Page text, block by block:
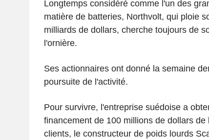
Longtemps considéré comme l'un des
matière de batteries, Northvolt, qui ploie
milliards de dollars, cherche toujours de
l'ornière.
Ses actionnaires ont donné la semaine
poursuite de l'activité.
Pour survivre, l'entreprise suédoise a
financement de 100 millions de dollars de
clients, le constructeur de poids lourds